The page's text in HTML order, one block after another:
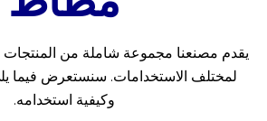
يقدم مصنعنا مجموعة شاملة من
لمختلف الاستخدامات. سنستعرض فيما
وكيفية استخدامه.